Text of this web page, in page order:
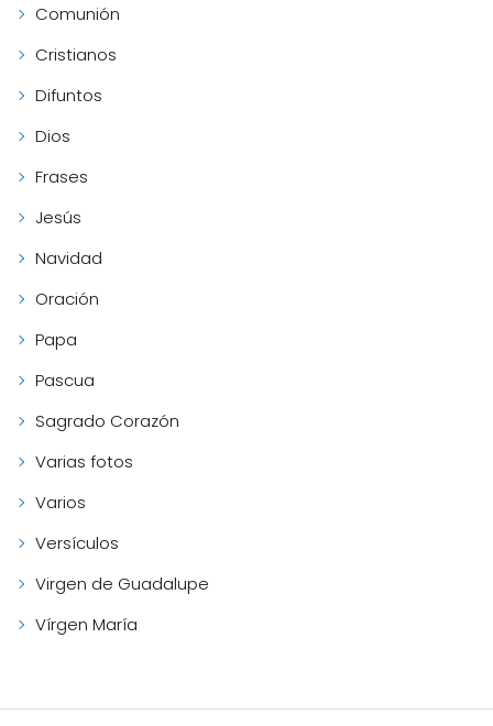
Comunión
Cristianos
Difuntos
Dios
Frases
Jesús
Navidad
Oración
Papa
Pascua
Sagrado Corazón
Varias fotos
Varios
Versículos
Virgen de Guadalupe
Vírgen María